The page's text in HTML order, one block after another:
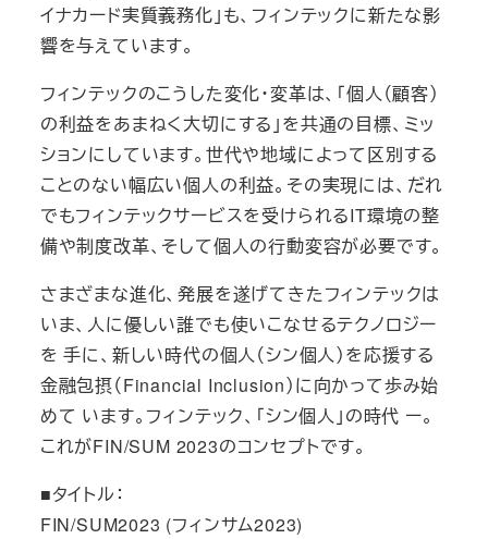
イナカード実質義務化」も、フィンテックに新たな影
響を与えています。
フィンテックのこうした変化・変革は、「個人（顧客）
の利益をあまねく大切にする」を共通の目標、ミッ
ションにしています。世代や地域によって区別する
ことのない幅広い個人の利益。その実現には、だれ
でもフィンテックサービスを受けられるIT環境の整
備や制度改革、そして個人の行動変容が必要です。
さまざまな進化、発展を遂げてきたフィンテックは
いま、人に優しい誰でも使いこなせるテクノロジー
を 手に、新しい時代の個人（シン個人）を応援する
金融包摂（Financial Inclusion）に向かって歩み始
めて います。フィンテック、「シン個人」の時代 ー。
これがFIN/SUM 2023のコンセプトです。
■タイトル：
FIN/SUM2023 (フィンサム2023)